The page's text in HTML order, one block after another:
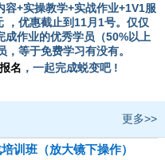
容+实操教学+实战作业+1V1服
优惠截止到11月1号。仅仅
成作业的优秀学员（50%以上
，等于免费学习有没有。
名 ，一起完成蜕变吧 !
更多>>
训班（放大镜下操作）